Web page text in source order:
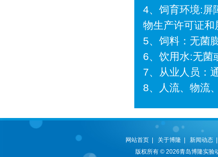
4、饲育环境:屏
物生产许可证
5、饲料：无菌
6、饮用水:无菌
7、从业人员：
8、人流、物流
网站首页 关于博隆 |新闻动态
版权所有 © 2026青岛博隆实验